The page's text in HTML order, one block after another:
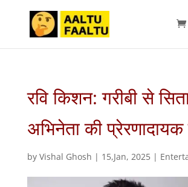
रवि किशन: गरीबी से
अभिनेता की प्रेरणादायक
by Vishal Ghosh | 15,Jan, 2025|